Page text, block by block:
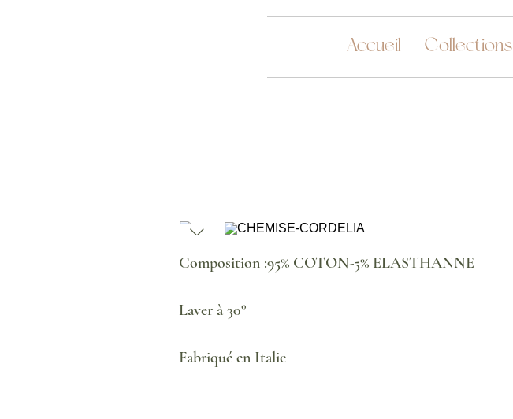
Accueil Collections
Composition :95% COTON-5% ELASTHANNE
Laver à 30°
Fabriqué en Italie